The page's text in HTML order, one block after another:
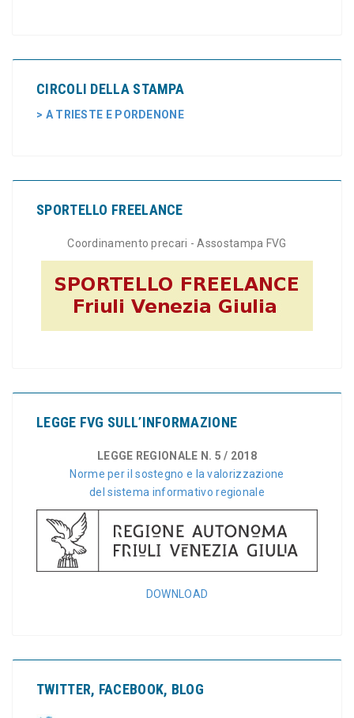
CIRCOLI DELLA STAMPA
> A TRIESTE E PORDENONE
SPORTELLO FREELANCE
Coordinamento precari - Assostampa FVG
LEGGE FVG SULL’INFORMAZIONE
LEGGE REGIONALE N. 5 / 2018
Norme per il sostegno e la valorizzazione
del sistema informativo regionale
DOWNLOAD
TWITTER, FACEBOOK, BLOG